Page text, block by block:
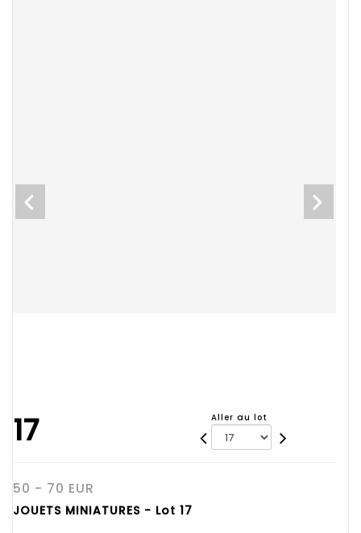
17 Aller au lot
50 - 70 EUR
JOUETS MINIATURES - Lot 17